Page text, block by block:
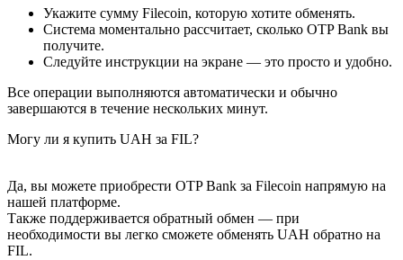
Укажите сумму Filecoin, которую хотите обменять.
Система моментально рассчитает, сколько OTP Bank вы
получите.
Следуйте инструкции на экране — это просто и удобно.
Все операции выполняются автоматически и обычно
завершаются в течение нескольких минут.
Могу ли я купить UAH за FIL?
Да, вы можете приобрести OTP Bank за Filecoin напрямую на
нашей платформе.
Также поддерживается обратный обмен — при
необходимости вы легко сможете обменять UAH обратно на
FIL.